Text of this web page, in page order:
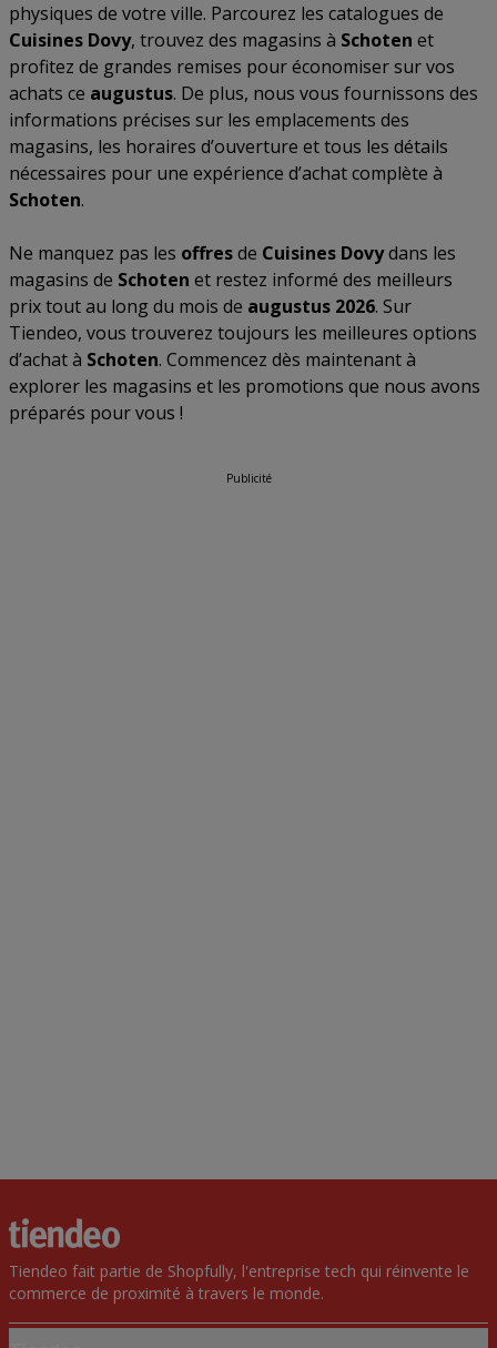
physiques de votre ville. Parcourez les catalogues de
Cuisines Dovy, trouvez des magasins à Schoten et
profitez de grandes remises pour économiser sur vos
achats ce augustus. De plus, nous vous fournissons des
informations précises sur les emplacements des
magasins, les horaires d’ouverture et tous les détails
nécessaires pour une expérience d’achat complète à
Schoten.
Ne manquez pas les offresde Cuisines Dovydans les
magasins de Schoten et restez informé des meilleurs
prix tout au long du mois de augustus 2026. Sur
Tiendeo, vous trouverez toujours les meilleures options
d’achat à Schoten. Commencez dès maintenant à
explorer les magasins et les promotions que nous avons
préparés pour vous !
Publicité
Tiendeo fait partie de Shopfully, l'entreprise tech qui réinvente le
commerce de proximité à travers le monde.